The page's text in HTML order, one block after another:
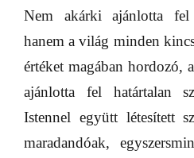
Nem akárki ajánlotta fel
hanem a világ minden
értéket magában hordozó,
ajánlotta fel határtalan
Istennel együtt létesített
maradandóak,